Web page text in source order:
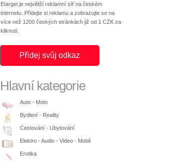
Etarget je největší reklamní síť na českém
internetu. Přidejte si reklamu a zobrazujte se na
více než 1200 českých stránkách již od 1 CZK za
kliknutí.
Přidej svůj odkaz
Hlavní kategorie
Auto - Moto
Bydlení - Reality
Cestování - Ubytování
Elektro - Audio - Video - Mobil
Erotika